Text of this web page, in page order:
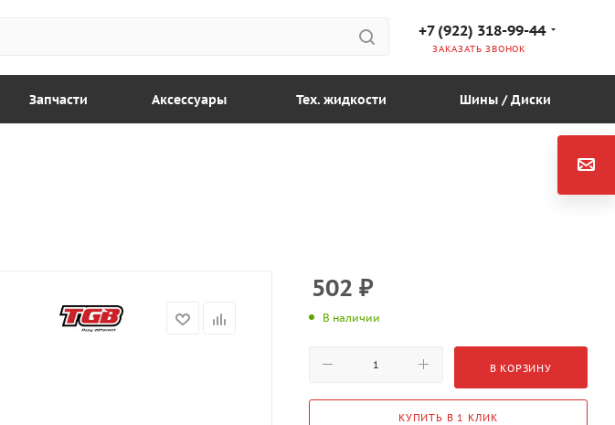
+7 (922) 318-99-44
ЗАКАЗАТЬ ЗВОНОК
Запчасти Аксессуары Тех. жидкости Шины / Диски
502 ₽
В наличии
В КОРЗИНУ
КУПИТЬ В 1 КЛИК